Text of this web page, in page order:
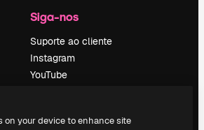
Siga-nos
Suporte ao cliente
Instagram
YouTube
Discord
on your device to enhance site